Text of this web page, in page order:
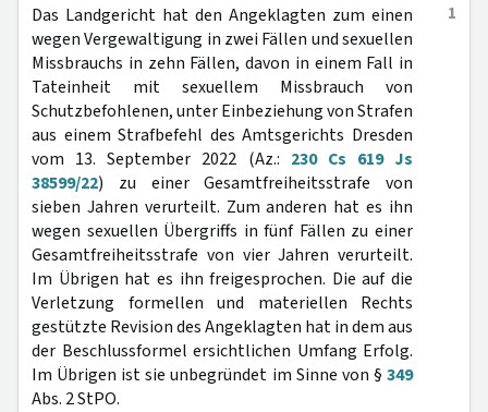
1
Das Landgericht hat den Angeklagten zum einen
wegen Vergewaltigung in zwei Fällen und sexuellen
Missbrauchs in zehn Fällen, davon in einem Fall in
Tateinheit mit sexuellem Missbrauch von
Schutzbefohlenen, unter Einbeziehung von Strafen
aus einem Strafbefehl des Amtsgerichts Dresden
vom 13. September 2022 (Az.: 230 Cs 619 Js
38599/22) zu einer Gesamtfreiheitsstrafe von
sieben Jahren verurteilt. Zum anderen hat es ihn
wegen sexuellen Übergriffs in fünf Fällen zu einer
Gesamtfreiheitsstrafe von vier Jahren verurteilt.
Im Übrigen hat es ihn freigesprochen. Die auf die
Verletzung formellen und materiellen Rechts
gestützte Revision des Angeklagten hat in dem aus
der Beschlussformel ersichtlichen Umfang Erfolg.
Im Übrigen ist sie unbegründet im Sinne von § 349
Abs. 2 StPO.